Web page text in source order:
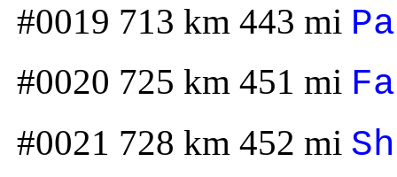
#0019 713 km 443 mi
#0020 725 km 451 mi
#0021 728 km 452 mi